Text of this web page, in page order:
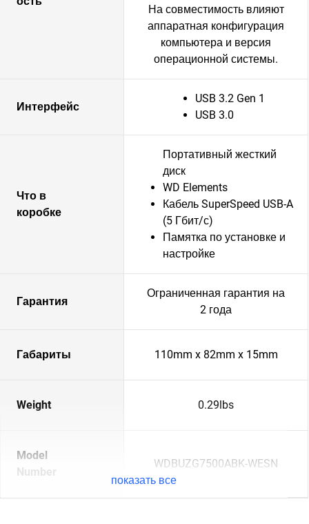
На совместимость влияют
аппаратная конфигурация
компьютера и версия
операционной системы.
Интерфейс
USB 3.2 Gen 1
USB 3.0
Что в
коробке
Портативный жесткий
диск
WD Elements
Кабель SuperSpeed USB-A
(5 Гбит/с)
Памятка по установке и
настройке
Гарантия
Ограниченная гарантия на
2 года
Габариты 110mm x 82mm x 15mm
Weight 0.29lbs
Model
Number
WDBUZG7500ABK-WESN
показать все